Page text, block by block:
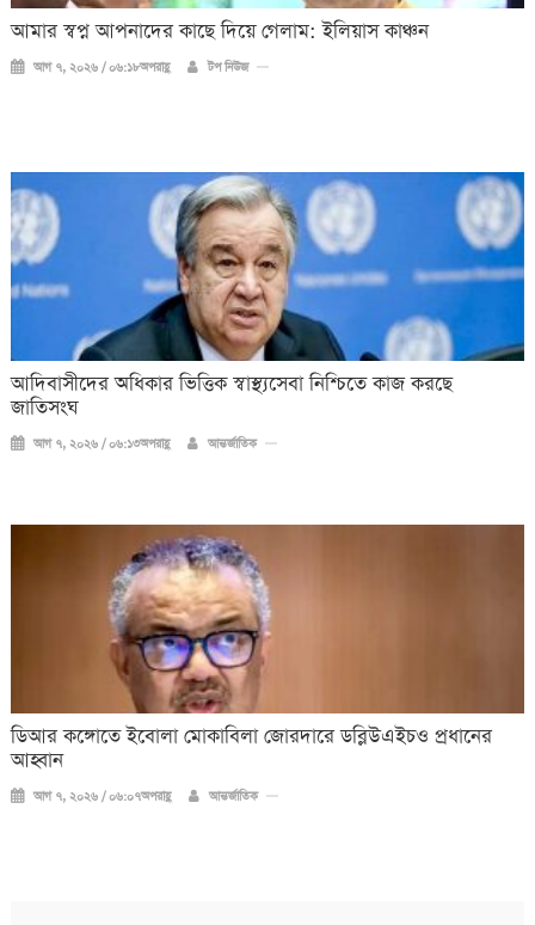
আমার স্বপ্ন আপনাদের কাছে দিয়ে গেলাম: ইলিয়াস কাঞ্চন
আগ ৭, ২০২৬ / ০৬:১৮অপরাহ্ণ টপ নিউজ
আদিবাসীদের অধিকার ভিত্তিক স্বাস্থ্যসেবা নিশ্চিতে কাজ করছে
জাতিসংঘ
আগ ৭, ২০২৬ / ০৬:১৩অপরাহ্ণ আন্তর্জাতিক
ডিআর কঙ্গোতে ইবোলা মোকাবিলা জোরদারে ডব্লিউএইচও প্রধানের
আহ্বান
আগ ৭, ২০২৬ / ০৬:০৭অপরাহ্ণ আন্তর্জাতিক